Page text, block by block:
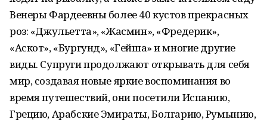
Венеры Фардеевны более 40 кустов прекрасных
роз: «Джульетта», «Жасмин», «Фредерик»,
«Аскот», «Бургунд», «Гейша» и многие другие
виды. Супруги продолжают открывать для себя
мир, создавая новые яркие воспоминания во
время путешествий, они посетили Испанию,
Грецию, Арабские Эмираты, Болгарию, Румынию,